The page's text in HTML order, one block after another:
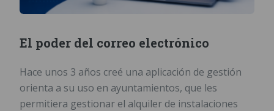
El poder del correo electrónico
Hace unos 3 años creé una aplicación de gestión
orienta a su uso en ayuntamientos, que les
permitiera gestionar el alquiler de instalaciones